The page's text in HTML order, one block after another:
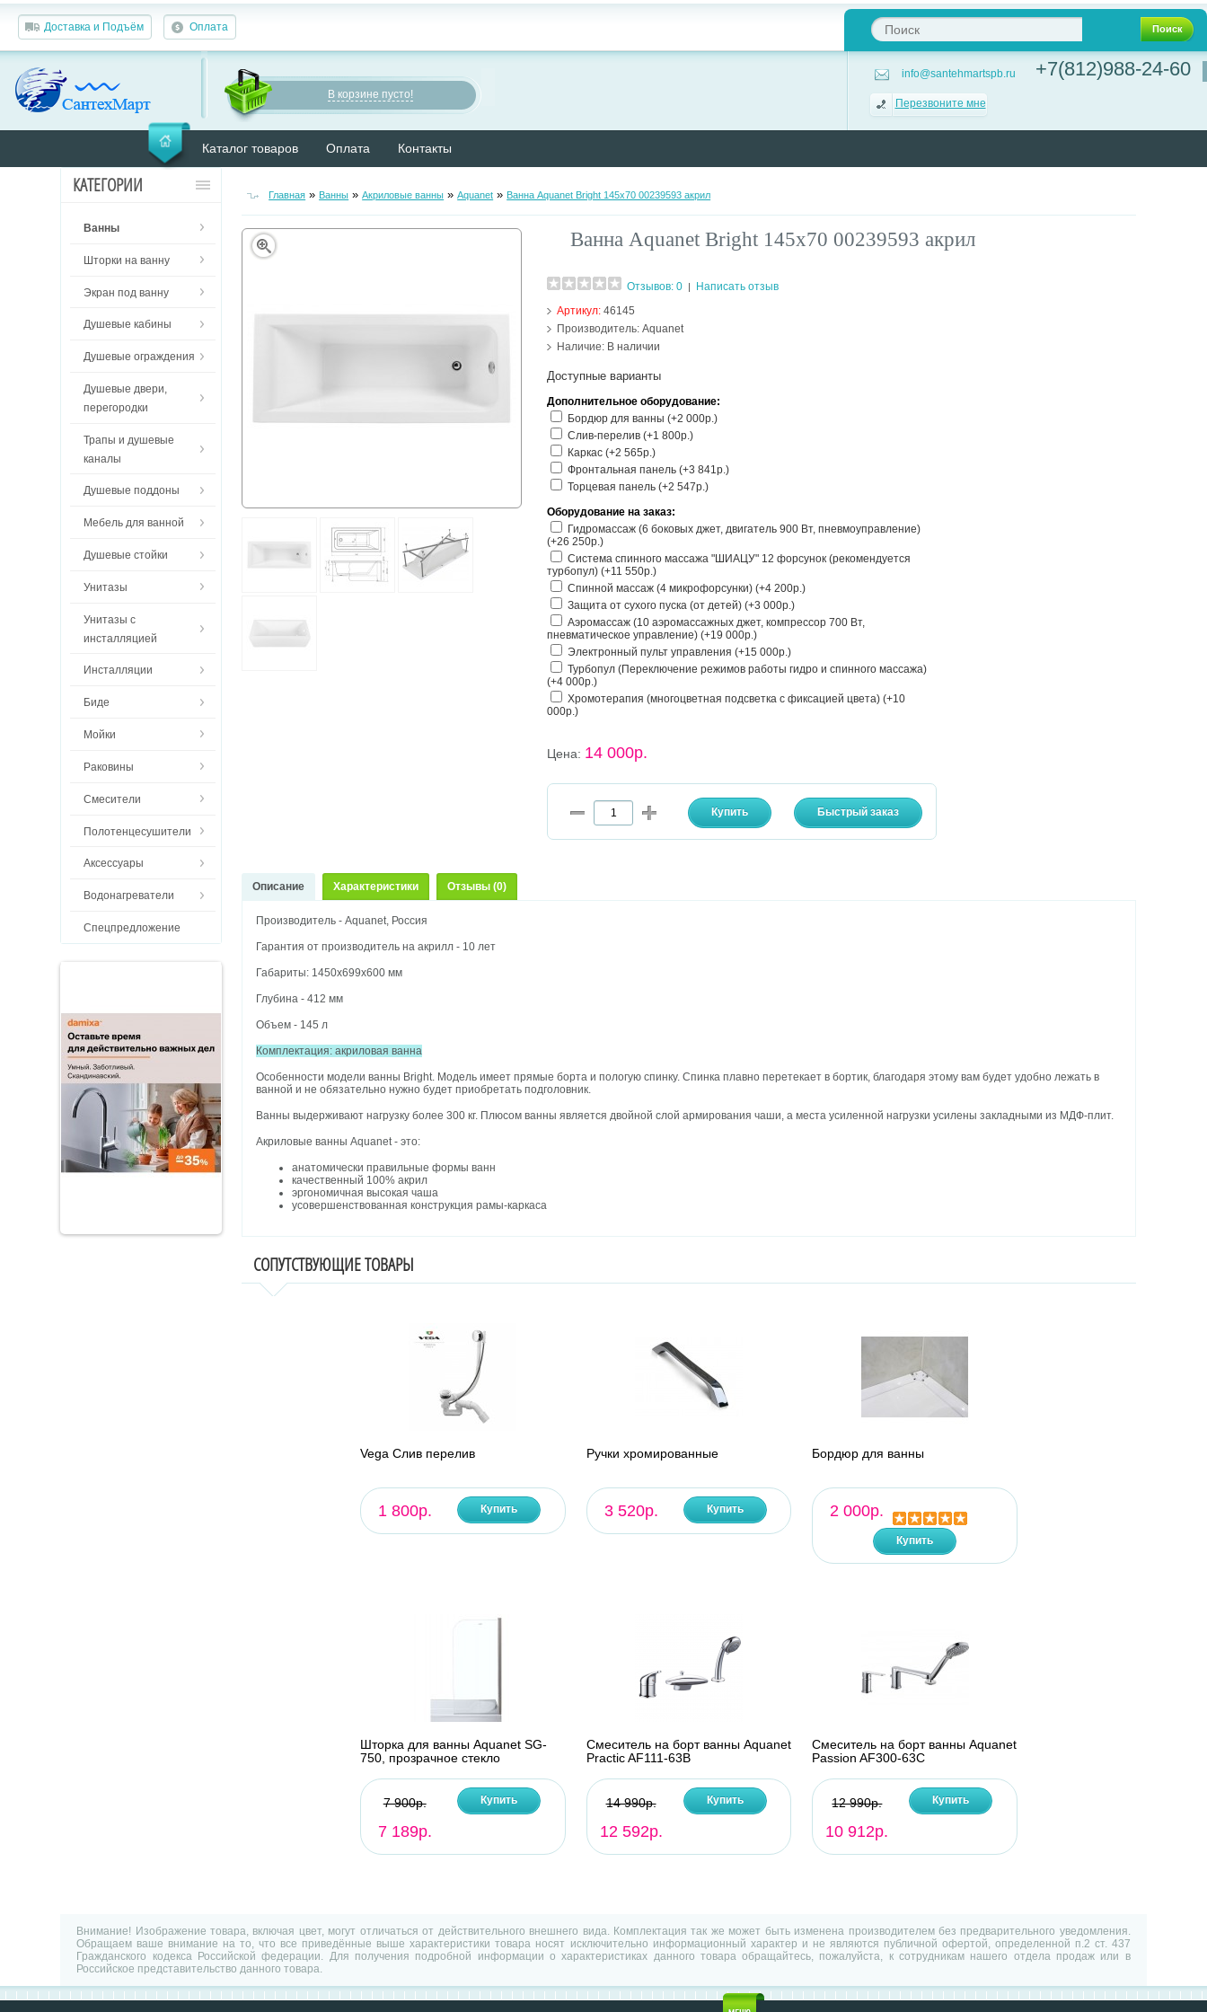
Доставка и Подъём Оплата Поиск
В корзине пусто!
info@santehmartspb.ru
Перезвоните мне
+7(812)988-24-60
Каталог товаров Оплата Контакты
КАТЕГОРИИ
Ванны
Шторки на ванну
Экран под ванну
Душевые кабины
Душевые ограждения
Душевые двери,
перегородки
Трапы и душевые
каналы
Душевые поддоны
Мебель для ванной
Душевые стойки
Унитазы
Унитазы с
инсталляцией
Инсталляции
Биде
Мойки
Раковины
Смесители
Полотенцесушители
Аксессуары
Водонагреватели
Спецпредложение
Главная » Ванны »Акриловые ванны »Aquanet » Ванна Aquanet Bright 145х70 00239593 акрил
Ванна Aquanet Bright 145х70 00239593 акрил
Отзывов: 0 |
Написать отзыв
Артикул:46145
Производитель: Aquanet
Наличие: В наличии
Доступные варианты
Дополнительное оборудование:
Бордюр для ванны (+2 000р.)
Слив-перелив (+1 800р.)
Каркас (+2 565р.)
Фронтальная панель (+3 841р.)
Торцевая панель (+2 547р.)
Оборудование на заказ:
Гидромассаж (6 боковых джет, двигатель 900 Вт, пневмоуправление)
(+26 250р.)
Система спинного массажа "ШИАЦУ" 12 форсунок (рекомендуется
турбопул) (+11 550р.)
Спинной массаж (4 микрофорсунки) (+4 200р.)
Защита от сухого пуска (от детей) (+3 000р.)
Аэромассаж (10 аэромассажных джет, компрессор 700 Вт,
пневматическое управление) (+19 000р.)
Электронный пульт управления (+15 000р.)
Турбопул (Переключение режимов работы гидро и спинного массажа)
(+4 000р.)
Хромотерапия (многоцветная подсветка с фиксацией цвета) (+10
000р.)
Цена: 14 000р.
Описание Характеристики Отзывы (0)
Производитель - Aquanet, Россия
Гарантия от производитель на акрилл - 10 лет
Габариты: 1450х699х600 мм
Глубина - 412 мм
Объем - 145 л
Комплектация: акриловая ванна
Особенности модели ванны Bright. Модель имеет прямые борта и пологую спинку. Спинка плавно перетекает в бортик, благодаря этому вам будет удобно лежать в
ванной и не обязательно нужно будет приобретать подголовник.
Ванны выдерживают нагрузку более 300 кг. Плюсом ванны является двойной слой армирования чаши, а места усиленной нагрузки усилены закладными из МДФ-плит.
Акриловые ванны Aquanet - это:
анатомически правильные формы ванн
качественный 100% акрил
эргономичная высокая чаша
усовершенствованная конструкция рамы-каркаса
СОПУТСТВУЮЩИЕ ТОВАРЫ
Vega Слив перелив
1 800р. Купить
Ручки хромированные
3 520р. Купить
Бордюр для ванны
2 000р.
Купить
Шторка для ванны Aquanet SG-
750, прозрачное стекло
7 900р.
7 189р.
Купить
Смеситель на борт ванны Aquanet
Practic AF111-63B
14 990р.
12 592р.
Купить
Смеситель на борт ванны Aquanet
Passion AF300-63С
12 990р.
10 912р.
Купить
Внимание! Изображение товара, включая цвет, могут отличаться от действительного внешнего вида. Комплектация так же может быть изменена производителем без предварительного уведомления.
Обращаем ваше внимание на то, что все приведённые выше характеристики товара носят исключительно информационный характер и не являются публичной офертой, определенной п.2 ст. 437
Гражданского кодекса Российской федерации. Для получения подробной информации о характеристиках данного товара обращайтесь, пожалуйста, к сотрудникам нашего отдела продаж или в
Российское представительство данного товара.